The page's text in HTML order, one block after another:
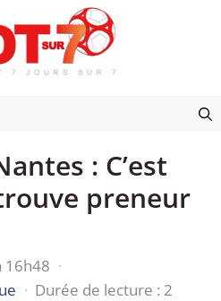
: C’est
preneur
16h48 ·
· Durée de lecture : 2